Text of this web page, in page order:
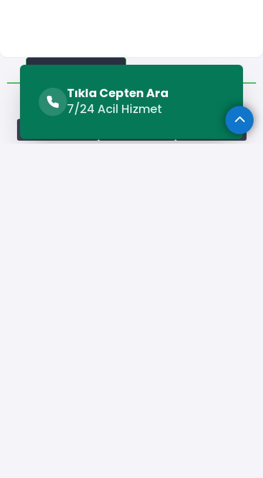
Tıkla Cepten Ara
7/24 Acil Hizmet
Benzer Hizmetler Diğer Lokasyonlar
Benzer Hizmetler
İliç Klima Arıza